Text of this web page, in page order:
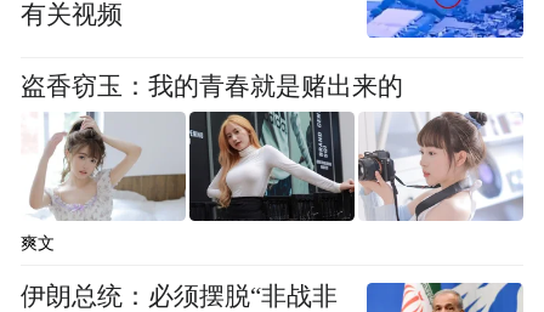
那些青苔斑驳的欧式露台与大海的潮音相得
益彰，
仿佛诉说着笔尖与浪尖的私语。
来到大学路，
在最美拐角打卡，
有关视频
盗香窃玉：我的青春就是赌出来的
爽文
伊朗总统：必须摆脱“非战非